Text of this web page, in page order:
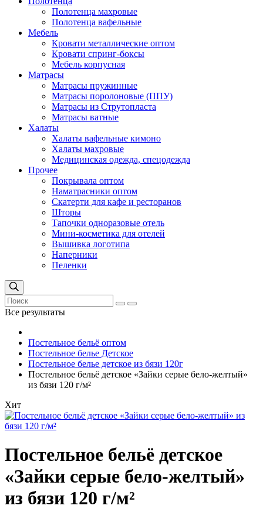
Полотенца махровые
Полотенца вафельные
Мебель
Кровати металлические оптом
Кровати спринг-боксы
Мебель корпусная
Матрасы
Матрасы пружинные
Матрасы поролоновые (ППУ)
Матрасы из Струтопласта
Матрасы ватные
Халаты
Халаты вафельные кимоно
Халаты махровые
Медицинская одежда, спецодежда
Прочее
Покрывала оптом
Наматрасники оптом
Скатерти для кафе и ресторанов
Шторы
Тапочки одноразовые отель
Мини-косметика для отелей
Вышивка логотипа
Наперники
Пеленки
Все результаты
Постельное бельё оптом
Постельное белье Детское
Постельное белье детское из бязи 120г
Постельное бельё детское «Зайки серые бело-желтый»
из бязи 120 г/м²
Хит
Постельное бельё детское
«Зайки серые бело-желтый»
из бязи 120 г/м²